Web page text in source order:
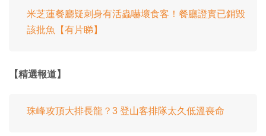
米芝蓮餐廳疑刺身有活蟲嚇壞食客！餐廳證實已銷毀
該批魚【有片睇】
【精選報道】
珠峰攻頂大排長龍？3 登山客排隊太久低溫喪命